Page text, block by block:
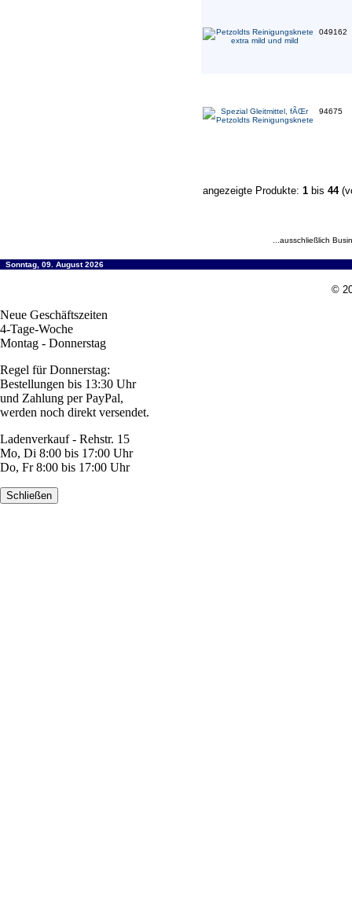
049162
94675
angezeigte Produkte: 1 bis 44
...ausschließlich
Sonntag, 09. August 2026
©
Neue Geschäftszeiten
4-Tage-Woche
Montag - Donnerstag
Regel für Donnerstag:
Bestellungen bis 13:30 Uhr
und Zahlung per PayPal,
werden noch direkt versendet.
Ladenverkauf - Rehstr. 15
Mo, Di 8:00 bis 17:00 Uhr
Do, Fr 8:00 bis 17:00 Uhr
Schließen